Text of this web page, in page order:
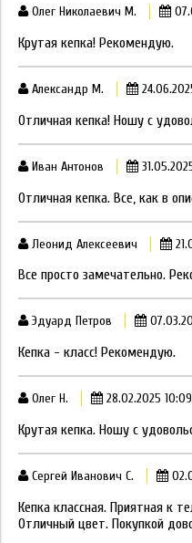
Олег Николаевич М.
Крутая кепка! Рекомендую.
Александр М.
Отличная кепка! Ношу с
Иван Антонов
Отличная кепка. Все, как в
Леонид Алексеевич
Все просто замечательно.
Эдуард Петров
Кепка - класс! Рекомендую.
Олег Н. 28.02.2025 10:09
Крутая кепка. Ношу с
Сергей Иванович С.
Кепка классная. Приятная к
Отличный цвет. Покупкой